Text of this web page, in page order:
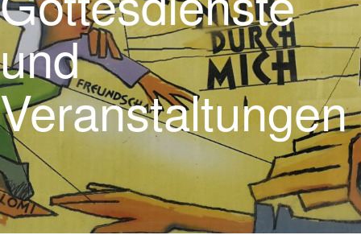
und
Veranstaltungen